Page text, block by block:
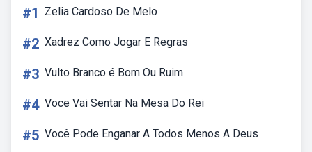
#1 Zelia Cardoso De Melo
#2 Xadrez Como Jogar E Regras
#3 Vulto Branco é Bom Ou Ruim
#4 Voce Vai Sentar Na Mesa Do Rei
#5 Você Pode Enganar A Todos Menos A Deus